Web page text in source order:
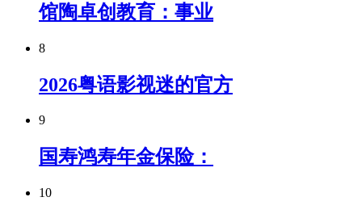
馆陶卓创教育：事业
8
2026粤语影视迷的官方
9
国寿鸿寿年金保险：
10